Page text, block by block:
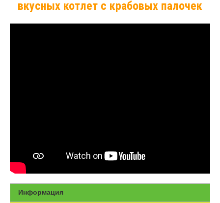
вкусных котлет с крабовых палочек
Информация